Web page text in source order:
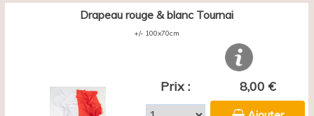
Drapeau rouge & blanc Tournai
+/- 100x70cm
Prix : 8,00 €